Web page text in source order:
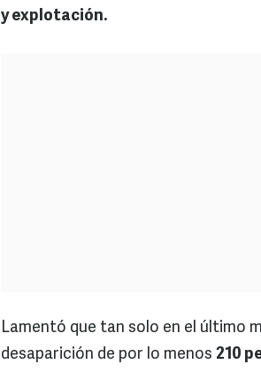
y explotación.
Lamentó que tan solo en el último
desaparición de por lo menos 210